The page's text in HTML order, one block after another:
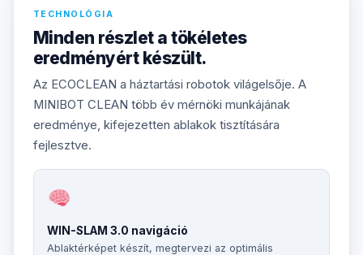
TECHNOLÓGIA
Minden részlet a tökéletes
eredményért készült.
Az ECOCLEAN a háztartási robotok világelsője. A
MINIBOT CLEAN több év mérnöki munkájának
eredménye, kifejezetten ablakok tisztítására
fejlesztve.
WIN-SLAM 3.0 navigáció
Ablaktérképet készít, megtervezi az optimális